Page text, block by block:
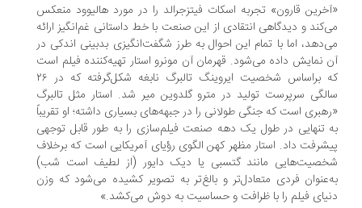
قارون» تجربه اسکات فیتزجرالد را در مورد هالیوود منعکس
و دیدگاهی انتقادی از این صنعت با خط داستانی غم‌انگیز ارائه
اما با تمام این احوال به طرز شگفت‌انگیزی بدبینی اندکی در
نمایش داده می‌شود. قهرمان آن مونرو استار تهیه‌کننده فیلم است
که براساس شخصیت ایروینگ تالبرگ نابغه شکل‌گرفته که در ۲۶
سرپرست تولید در مترو گلدوین میر شد. استار مثل تالبرگ
است که جنگی طولانی را در جبهه‌های بسیاری داشته؛ او تقریباً
تنهایی در طول یک‌ دهه صنعت فیلم‌سازی را به طور قابل توجهی
داد. استار مظهر کهن‌ الگوی رؤیای آمریکایی است که برخلاف
مانند گتسبی یا دیک دایور (از لطیف است شب)
فردی متعادل‌تر و بالغ‌تر به تصویر کشیده می‌شود که وزن
فیلم را با ظرافت و حساسیت به دوش می‌کشد.»